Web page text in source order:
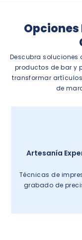
Opciones
Descubra soluciones
productos de bar y
transformar
de
Artesanía
Técnicas de
grabado de